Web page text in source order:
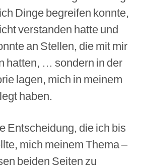
Dinge begreifen konnte,
verstanden hatte und
an Stellen, die mit mir
hatten, … sondern in der
lagen, mich in meinem
haben.
Entscheidung, die ich bis
mich meinem Thema –
beiden Seiten zu